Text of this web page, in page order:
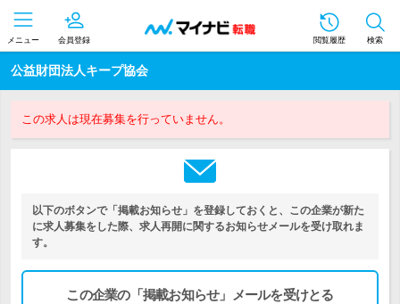
メニュー 会員登録 閲覧履歴 検索
公益財団法人キープ協会
この求人は現在募集を行っていません。
以下のボタンで「掲載お知らせ」を登録しておくと、この企業が新た
に求人募集をした際、求人再開に関するお知らせメールを受け取れま
す。
この企業の「掲載お知らせ」メールを受けとる